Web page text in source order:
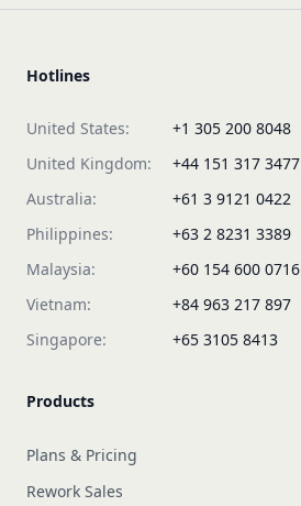
Hotlines
United States:
+1 305 200 8048
United Kingdom:
+44 151 317 3477
Australia:
+61 3 9121 0422
Philippines:
+63 2 8231 3389
Malaysia:
+60 154 600 0716
Vietnam:
+84 963 217 897
Singapore:
+65 3105 8413
Products
Plans & Pricing
Rework Sales